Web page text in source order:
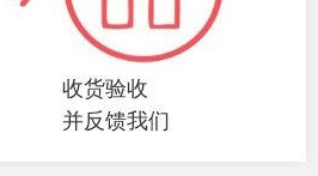
收货验收
并反馈我们